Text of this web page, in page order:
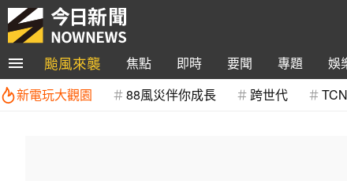
颱風來襲 焦點 即時 要聞 專題 娛
新電玩大觀園
88風災伴你成長 跨世代 TCN